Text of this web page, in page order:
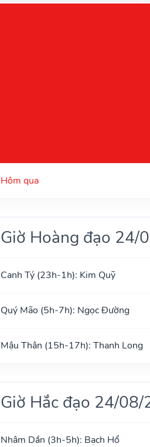
Hôm qua
Giờ Hoàng đạo 24/
Canh Tý (23h-1h): Kim Quỹ
Quý Mão (5h-7h): Ngọc Đường
Mậu Thân (15h-17h): Thanh Long
Giờ Hắc đạo 24/
Nhâm Dần (3h-5h): Bạch Hổ